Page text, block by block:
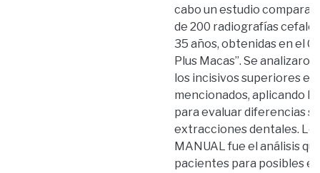
cabo un estudio
de 200 radiografías
35 años, obtenidas en el
Plus Macas”. Se
los incisivos superiores e
mencionados, aplicando
para evaluar diferencias
extracciones dentales.
MANUAL fue el análisis
pacientes para posibles